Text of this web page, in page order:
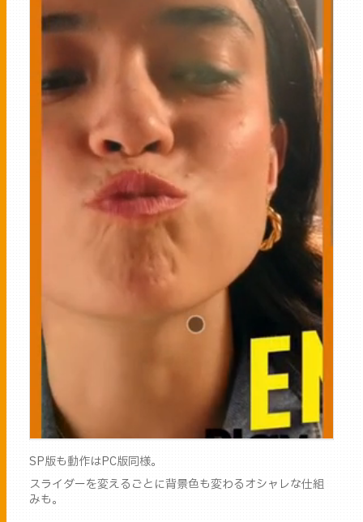
SP版も動作はPC版同様。
スライダーを変えるごとに背景色も変わるオシャレな仕組
みも。